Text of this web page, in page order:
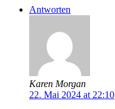
Antworten
Karen Morgan
22. Mai 2024 at 22:10